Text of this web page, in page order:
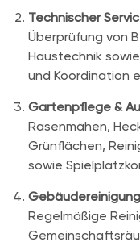
Technischer
Überprüfung von
Haustechnik
und Koordination
Gartenpflege &
Rasenmähen,
Grünflächen,
sowie
Gebäudereinigung
Regelmäßige